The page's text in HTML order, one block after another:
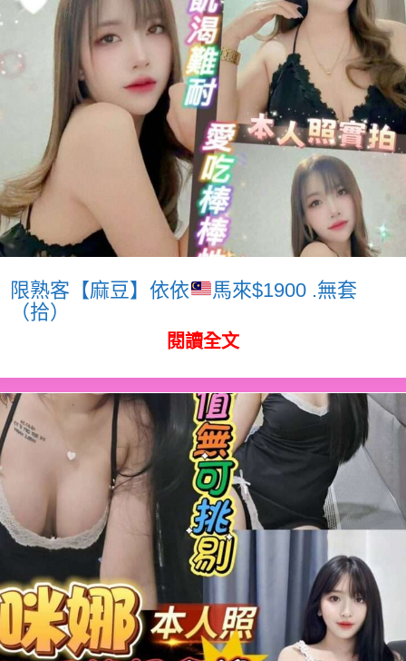
限熟客【麻豆】依依
馬來$1900 .無套
（拾）
閱讀全文